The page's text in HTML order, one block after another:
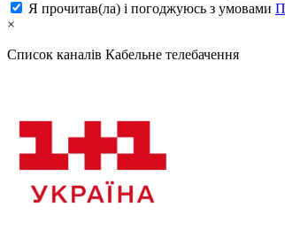
Я прочитав(ла) і погоджуюсь з умовами
×
Список каналів Кабельне телебачення